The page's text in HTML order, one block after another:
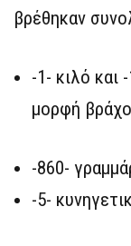
βρέθηκαν
-1- κιλό και
μορφή
-860-
-5-